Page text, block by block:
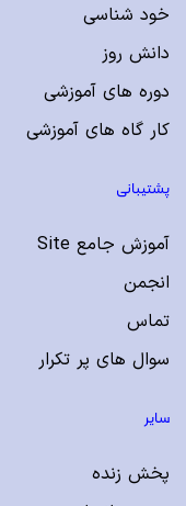
خود شناسی
دانش روز
دوره های آموزشی
کار گاه های آموزشی
پشتیبانی
آموزش جامع Site
انجمن
تماس
سوال های پر تکرار
سایر
پخش زنده